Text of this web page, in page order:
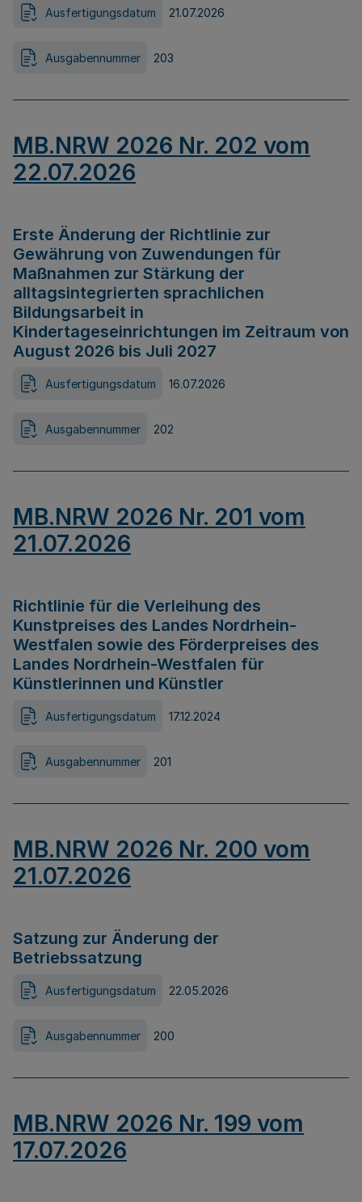
Ausfertigungsdatum 21.07.2026
Ausgabennummer 203
MB.NRW 2026 Nr. 202 vom
22.07.2026
Erste Änderung der Richtlinie zur
Gewährung von Zuwendungen für
Maßnahmen zur Stärkung der
alltagsintegrierten sprachlichen
Bildungsarbeit in
Kindertageseinrichtungen im Zeitraum von
August 2026 bis Juli 2027
Ausfertigungsdatum 16.07.2026
Ausgabennummer 202
MB.NRW 2026 Nr. 201 vom
21.07.2026
Richtlinie für die Verleihung des
Kunstpreises des Landes Nordrhein-
Westfalen sowie des Förderpreises des
Landes Nordrhein-Westfalen für
Künstlerinnen und Künstler
Ausfertigungsdatum 17.12.2024
Ausgabennummer 201
MB.NRW 2026 Nr. 200 vom
21.07.2026
Satzung zur Änderung der
Betriebssatzung
Ausfertigungsdatum 22.05.2026
Ausgabennummer 200
MB.NRW 2026 Nr. 199 vom
17.07.2026